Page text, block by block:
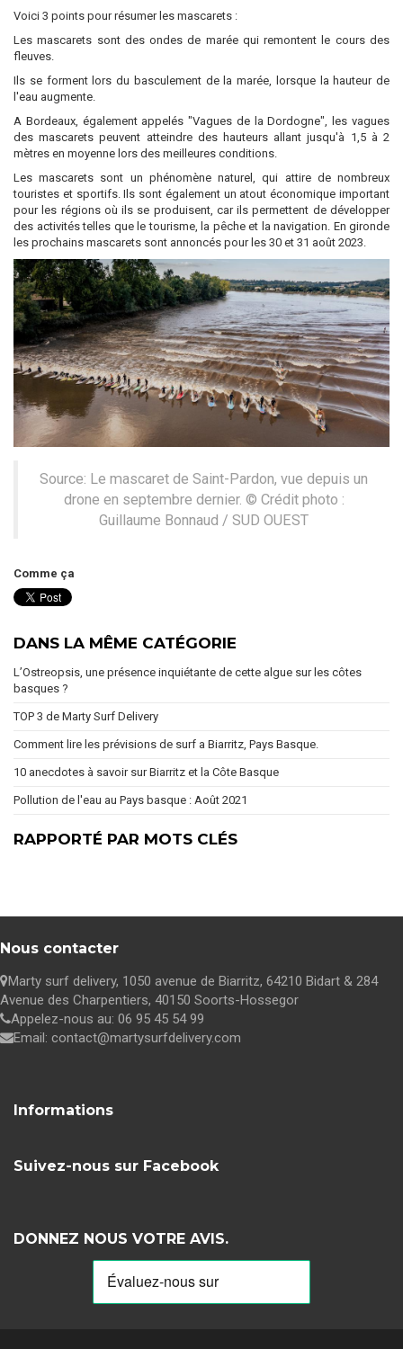
Voici 3 points pour résumer les mascarets :
Les mascarets sont des ondes de marée qui remontent le cours des
fleuves.
Ils se forment lors du basculement de la marée, lorsque la hauteur de
l'eau augmente.
A Bordeaux, également appelés "Vagues de la Dordogne", les vagues
des mascarets peuvent atteindre des hauteurs allant jusqu'à 1,5 à 2
mètres en moyenne lors des meilleures conditions.
Les mascarets sont un phénomène naturel, qui attire de nombreux
touristes et sportifs. Ils sont également un atout économique important
pour les régions où ils se produisent, car ils permettent de développer
des activités telles que le tourisme, la pêche et la navigation. En gironde
les prochains mascarets sont annoncés pour les 30 et 31 août 2023.
Source: Le mascaret de Saint-Pardon, vue depuis un
drone en septembre dernier. © Crédit photo :
Guillaume Bonnaud / SUD OUEST
Comme ça
DANS LA MÊME CATÉGORIE
L’Ostreopsis, une présence inquiétante de cette algue sur les côtes
basques ?
TOP 3 de Marty Surf Delivery
Comment lire les prévisions de surf a Biarritz, Pays Basque.
10 anecdotes à savoir sur Biarritz et la Côte Basque
Pollution de l'eau au Pays basque : Août 2021
RAPPORTÉ PAR MOTS CLÉS
Nous contacter
Marty surf delivery, 1050 avenue de Biarritz, 64210 Bidart & 284
Avenue des Charpentiers, 40150 Soorts-Hossegor
Appelez-nous au: 06 95 45 54 99
Email: contact@martysurfdelivery.com
Informations
Suivez-nous sur Facebook
DONNEZ NOUS VOTRE AVIS.